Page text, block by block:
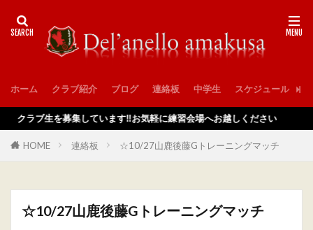
ホーム クラブ紹介 ブログ 連絡板 中学生 スケジュール
ブ生を募集しています‼️お気軽に練習会場へお越しください
HOME 連絡板 ☆10/27山鹿後藤Gトレーニングマッチ
☆10/27山鹿後藤Gトレーニングマッチ